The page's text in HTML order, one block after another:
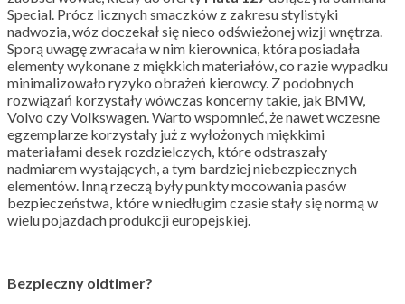
Special. Prócz licznych smaczków z zakresu stylistyki
nadwozia, wóz doczekał się nieco odświeżonej wizji wnętrza.
Sporą uwagę zwracała w nim kierownica, która posiadała
elementy wykonane z miękkich materiałów, co razie wypadku
minimalizowało ryzyko obrażeń kierowcy. Z podobnych
rozwiązań korzystały wówczas koncerny takie, jak BMW,
Volvo czy Volkswagen. Warto wspomnieć, że nawet wczesne
egzemplarze korzystały już z wyłożonych miękkimi
materiałami desek rozdzielczych, które odstraszały
nadmiarem wystających, a tym bardziej niebezpiecznych
elementów. Inną rzeczą były punkty mocowania pasów
bezpieczeństwa, które w niedługim czasie stały się normą w
wielu pojazdach produkcji europejskiej.
Bezpieczny oldtimer?